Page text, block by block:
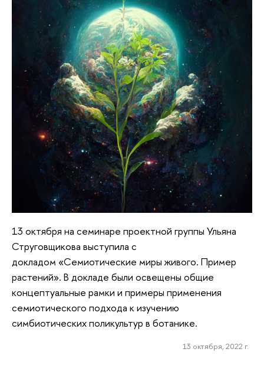
13 октября на семинаре проектной группы Ульяна
Струговщикова выступила с
докладом «Семиотические миры живого. Пример
растений». В докладе были освещены общие
концептуальные рамки и примеры применения
семиотического подхода к изучению
симбиотических поликультур в ботанике.
13 октября, 2022 г.